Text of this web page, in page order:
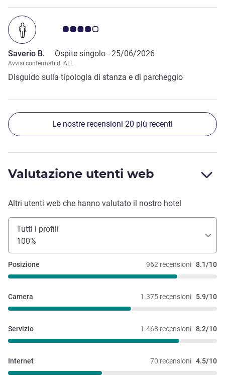
Giudizio clienti 4.0/5
Saverio B. Ospite singolo - 25/06/2026
Avvisi confermati di ALL
Disguido sulla tipologia di stanza e di parcheggio
Le nostre recensioni 20 più recenti
Valutazione utenti web
Altri utenti web che hanno valutato il nostro hotel
Tutti i profili
100%
962 recensioni 8.1/10
Posizione
1.375 recensioni 5.9/10
Camera
1.468 recensioni 8.2/10
Servizio
70 recensioni 4.5/10
Internet